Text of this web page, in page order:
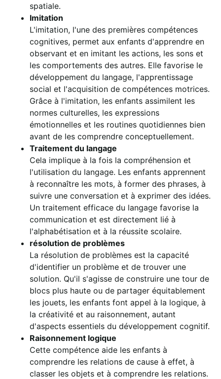
spatiale.
Imitation
L'imitation, l'une des premières compétences
cognitives, permet aux enfants d'apprendre en
observant et en imitant les actions, les sons et
les comportements des autres. Elle favorise le
développement du langage, l'apprentissage
social et l'acquisition de compétences motrices.
Grâce à l'imitation, les enfants assimilent les
normes culturelles, les expressions
émotionnelles et les routines quotidiennes bien
avant de les comprendre conceptuellement.
Traitement du langage
Cela implique à la fois la compréhension et
l'utilisation du langage. Les enfants apprennent
à reconnaître les mots, à former des phrases, à
suivre une conversation et à exprimer des idées.
Un traitement efficace du langage favorise la
communication et est directement lié à
l'alphabétisation et à la réussite scolaire.
résolution de problèmes
La résolution de problèmes est la capacité
d'identifier un problème et de trouver une
solution. Qu'il s'agisse de construire une tour de
blocs plus haute ou de partager équitablement
les jouets, les enfants font appel à la logique, à
la créativité et au raisonnement, autant
d'aspects essentiels du développement cognitif.
Raisonnement logique
Cette compétence aide les enfants à
comprendre les relations de cause à effet, à
classer les objets et à comprendre les relations.